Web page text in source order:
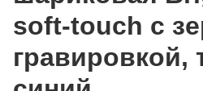
soft-touch с
гравировкой,